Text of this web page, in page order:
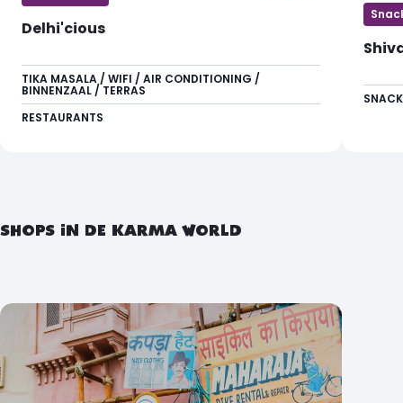
Delhi'cious
TIKA MASALA / WIFI / AIR CONDITIONING /
BINNENZAAL / TERRAS
RESTAURANTS
een
SHOPS IN DE KARMA WORLD